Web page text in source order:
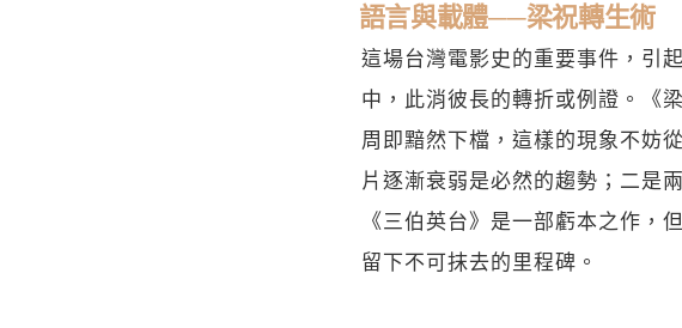
語言與載體──梁祝轉生術
這場台灣電影史的重要事件，引
中，此消彼長的轉折或例證。《
周即黯然下檔，這樣的現象不妨
片逐漸衰弱是必然的趨勢；二是
《三伯英台》是一部虧本之作，
留下不可抹去的里程碑。